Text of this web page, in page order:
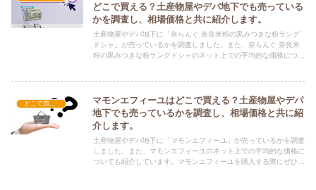
どこで買える？土産物屋やデパ地下でも売っている
かを調査し、相場価格と共に紹介します。
土産物屋やデパ地下に「奈らんぐ 奈良米粉の黒みつきな粉ラング
ドシャ」が売っているかを調査しました。また、奈らんぐ 奈良米
粉の黒みつきな粉ラングドシャのネット上での平均的な価格につい
マモンエフィーユはどこで買える？土産物屋やデパ
地下でも売っているかを調査し、相場価格と共に紹
介します。
土産物屋やデパ地下に「マモンエフィーユ」が売っているかを調査
しました。また、マモンエフィーユのネット上での平均的な価格に
ついても紹介しています。マモンエフィーユを購入する際にぜひ参